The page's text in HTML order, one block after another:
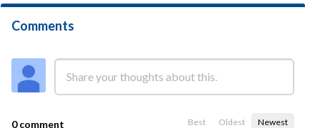
Comments
0 comment Best Oldest Newest